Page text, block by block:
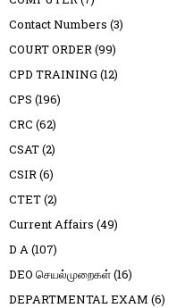
Contact Numbers (3)
COURT ORDER(99)
CPD TRAINING (12)
CPS (196)
CRC (62)
CSAT(2)
CSIR(6)
CTET(2)
Current Affairs (49)
D A(107)
DEO செயல்முறைகள்(16)
DEPARTMENTAL EXAM (6)